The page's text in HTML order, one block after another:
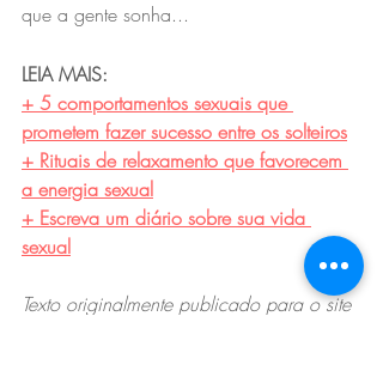
que a gente sonha...
LEIA MAIS:
+ 5 comportamentos sexuais que
prometem fazer sucesso entre os solteiros
+ Rituais de relaxamento que favorecem
a energia sexual
+ Escreva um diário sobre sua vida
sexual
Texto originalmente publicado para o site